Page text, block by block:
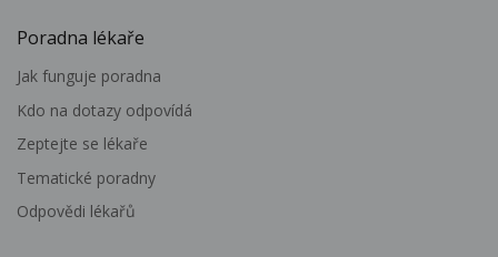
Poradna lékaře
Jak funguje poradna
Kdo na dotazy odpovídá
Zeptejte se lékaře
Tematické poradny
Odpovědi lékařů